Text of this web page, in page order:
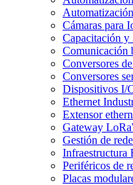
Cámaras para
Capacitación y
Comunicación
Conversores
Conversores
Dispositivos I/
Ethernet
Extensor
Gateway
Gestión de
Infraestructura
Periféricos de
Placas